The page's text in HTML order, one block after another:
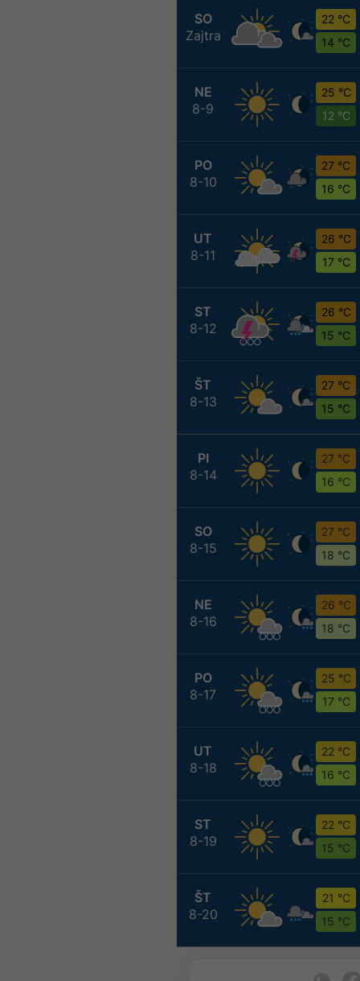
SO
Zajtra
22 °C
14 °C
NE
8-9
25 °C
12 °C
PO
8-10
27 °C
16 °C
UT
8-11
26 °C
17 °C
ST
8-12
26 °C
15 °C
ŠT
8-13
27 °C
15 °C
PI
8-14
27 °C
16 °C
SO
8-15
27 °C
18 °C
NE
8-16
26 °C
18 °C
PO
8-17
25 °C
17 °C
UT
8-18
22 °C
16 °C
ST
8-19
22 °C
15 °C
ŠT
8-20
21 °C
15 °C